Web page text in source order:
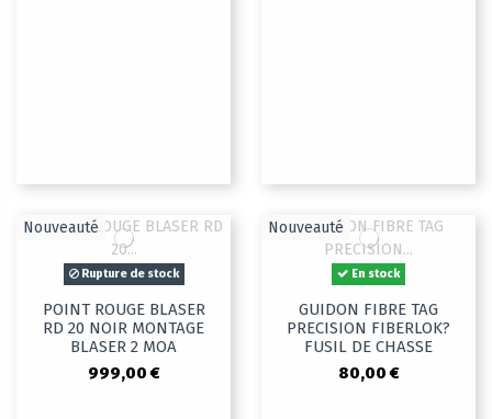
Nouveauté
Rupture de stock
POINT ROUGE BLASER
RD 20 NOIR MONTAGE
BLASER 2 MOA
999,00 €
Nouveauté
En stock
GUIDON FIBRE TAG
PRECISION FIBERLOK?
FUSIL DE CHASSE
80,00 €